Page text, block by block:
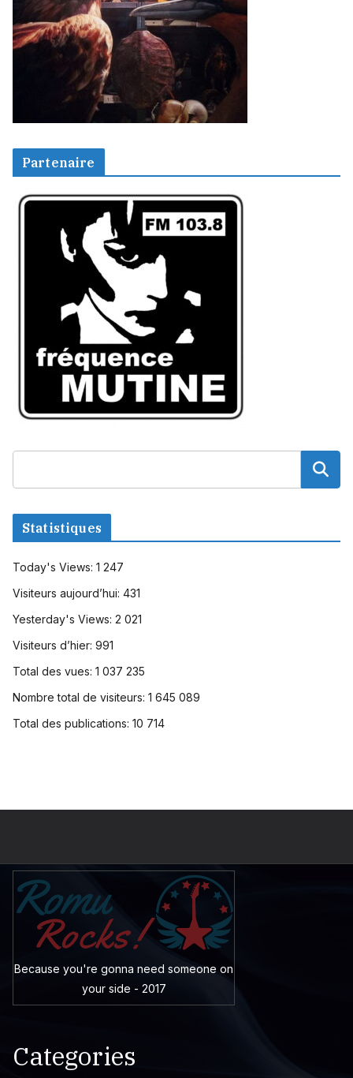
Partenaire
Statistiques
Today's Views: 1 247
Visiteurs aujourd’hui: 431
Yesterday's Views: 2 021
Visiteurs d’hier: 991
Total des vues: 1 037 235
Nombre total de visiteurs: 1 645 089
Total des publications: 10 714
Because you're gonna need someone on
your side - 2017
Categories